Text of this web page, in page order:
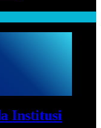
Institusi